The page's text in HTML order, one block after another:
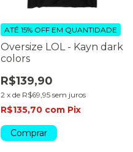
Oversize LOL - Kayn dark
colors
R$139,90
2 x de R$69,95 sem juros
ATÉ 15% OFF EM QUANTIDADE
R$135,70 com Pix
Comprar